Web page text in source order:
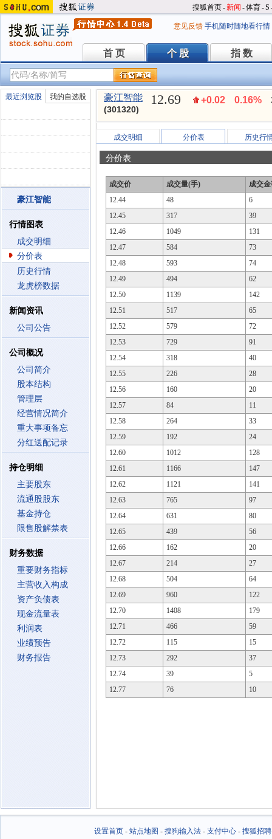
搜狐首页-新闻 -体育-S
意见反馈 手机随时随地看行情
首 页
首 页 个 股
个 股 指 数
指 数
最近浏览股 我的自选股
豪江智能
行情图表
成交明细
分价表
历史行情
龙虎榜数据
新闻资讯
公司公告
公司概况
公司简介
股本结构
管理层
经营情况简介
重大事项备忘
分红送配记录
持仓明细
主要股东
流通股股东
基金持仓
限售股解禁表
财务数据
重要财务指标
主营收入构成
资产负债表
现金流量表
利润表
业绩预告
财务报告
豪江智能
(301320)
12.69 +0.02 0.16%
成交明细 分价表 历史行
分价表
成交价 成交量(手)
成交
12.44
48
6
12.45
317
39
12.46
1049
131
12.47
584
73
12.48
593
74
12.49
494
62
12.50
1139
142
12.51
517
65
12.52
579
72
12.53
729
91
12.54
318
40
12.55
226
28
12.56
160
20
12.57
84
11
12.58
264
33
12.59
192
24
12.60
1012
128
12.61
1166
147
12.62
1121
141
12.63
765
97
12.64
631
80
12.65
439
56
12.66
162
20
12.67
214
27
12.68
504
64
12.69
960
122
12.70
1408
179
12.71
466
59
12.72
115
15
12.73
292
37
12.74
39
5
12.77
76 10
设置首页- 站点地图 - 搜狗输入法- 支付中心- 搜狐招聘